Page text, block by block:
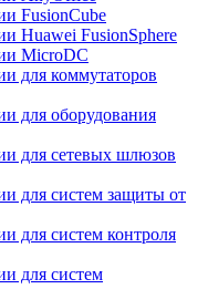
FusionCube
Huawei FusionSphere
MicroDC
для коммутаторов
для оборудования
для сетевых шлюзов
для систем защиты от
для систем контроля
для систем